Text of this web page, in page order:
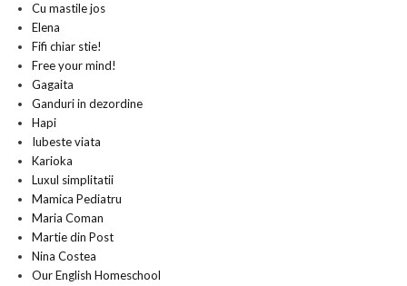
Cu mastile jos
Elena
Fifi chiar stie!
Free your mind!
Gagaita
Ganduri in dezordine
Hapi
Iubeste viata
Karioka
Luxul simplitatii
Mamica Pediatru
Maria Coman
Martie din Post
Nina Costea
Our English Homeschool